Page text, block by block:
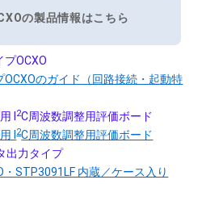
の製品情報はこちら
プOCXO
のガイド（回路接続・起動特
I
2C周波数調整用評価ボード
I2C周波数調整用評価ボード
出力タイプ
STP3091LF 内蔵／ケース入り